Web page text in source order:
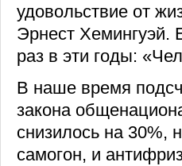
удовольствие от
Эрнест Хемингуэй.
раз в эти годы:
В наше время
закона
снизилось на 30%,
самогон, и